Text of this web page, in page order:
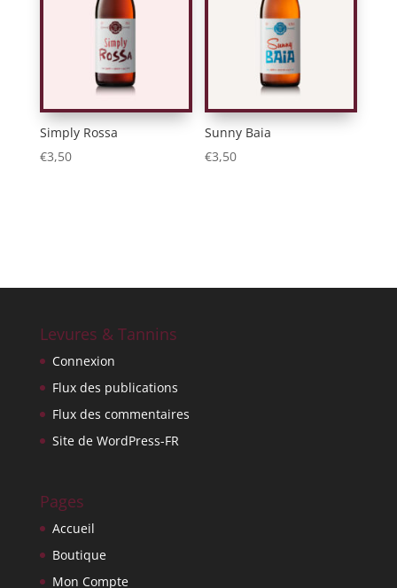
Simply Rossa
€3,50
Sunny Baia
€3,50
Levures & Tannins
Connexion
Flux des publications
Flux des commentaires
Site de WordPress-FR
Pages
Accueil
Boutique
Mon Compte